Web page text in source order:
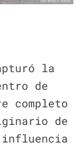
la
de
completo
de
influencia